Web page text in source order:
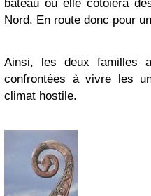
bateau où elle côtoiera
Nord. En route donc pour
Ainsi, les deux familles
confrontées à vivre les
climat hostile.